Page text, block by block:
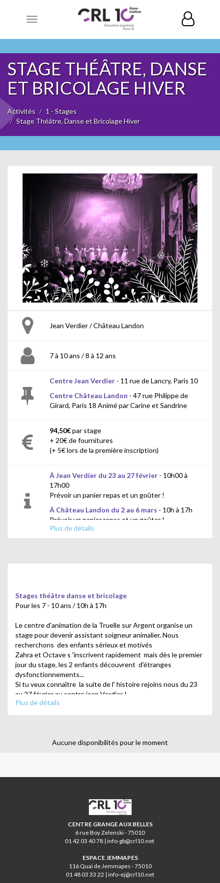
Toggle
STAGE THÉÂTRE, DANSE
ET BRICOLAGE HIVER
Activités
1 - Stages
Stage Théâtre, Danse et Bricolage Hiver
Jean Verdier / Château Landon
7 à 10 ans / 8 à 12 ans
Centre Jean Verdier - 11 rue de Lancry, Paris 10
Centre Château Landon - 47 rue Philippe de
Girard, Paris 18 Animé par Carine et Sandrine
94,50€par stage
+ 20€ de fournitures
(+ 5€ lors de la première inscription)
À Jean Verdier du 23 au 27 février - 10h00 à
17h00
Prévoir un panier repas et un goûter !
À Château Landon du 2 au 6 mars - 10h à 17h
Prévoir un panier repas et un goûter !
Plus de détails
Stages théâtre danse et bricolage
Pour les 7 - 10 ans / 10h à 17h
Le centre d'animation de la Truelle sur Argent organise un
stage pour devenir assistant soigneur animalier. Nous
recherchons des enfants sérieux et motivés
Zahra et Octave s 'inscrivent rapidement mais dès le premier
jour du stage, les 2 enfants découvrent d'étranges
dysfonctionnements...
Si tu veux connaître la suite de l' histoire rejoins nous du 23
au 27 février au centre jean Verdier !
Enquête à l école de danse de l'opéra.
Branle bas de combat à l' opéra la célèbre professeur
Amordance a disparu.
Qui a pu la kidnapper et pourquoi ??
Si tu veux le savoir rejoins nous du 2 au 6 mars de 10h à 17h
Plus de détails
Aucune disponibilités pour le moment
CRL10
CENTRE GRANGE AUX BELLES
6 rue Boy Zelenski - 75010
01 42 03 40 78 | info-gb@crl10.net
ESPACE JEMMAPES
116 Quai de Jemmapes - 75010
01 48 03 33 22 | info-ej@crl10.net